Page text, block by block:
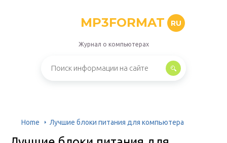
MP3FORMAT RU
Журнал о компьютерах
Home Лучшие блоки питания для компьютера